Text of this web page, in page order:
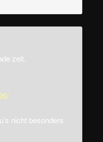
zeit.
nicht besonders